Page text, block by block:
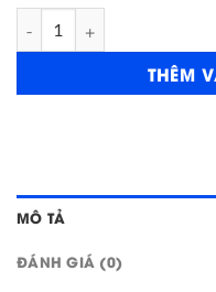
Cửa gỗ HDF Veneer 1K-
THÊM
MÔ TẢ
ĐÁNH GIÁ (0)